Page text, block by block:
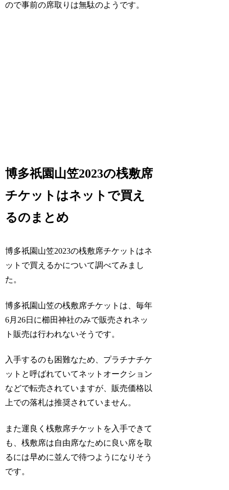
ので事前の席取りは無駄のようです。
博多祇園山笠2023の桟敷席
チケットはネットで買え
るのまとめ
博多祇園山笠2023の桟敷席チケットはネ
ットで買えるかについて調べてみまし
た。
博多祇園山笠の桟敷席チケットは、毎年
6月26日に櫛田神社のみで販売されネッ
ト販売は行われないそうです。
入手するのも困難なため、プラチナチケ
ットと呼ばれていてネットオークション
などで転売されていますが、販売価格以
上での落札は推奨されていません。
また運良く桟敷席チケットを入手できて
も、桟敷席は自由席なために良い席を取
るには早めに並んで待つようになりそう
です。